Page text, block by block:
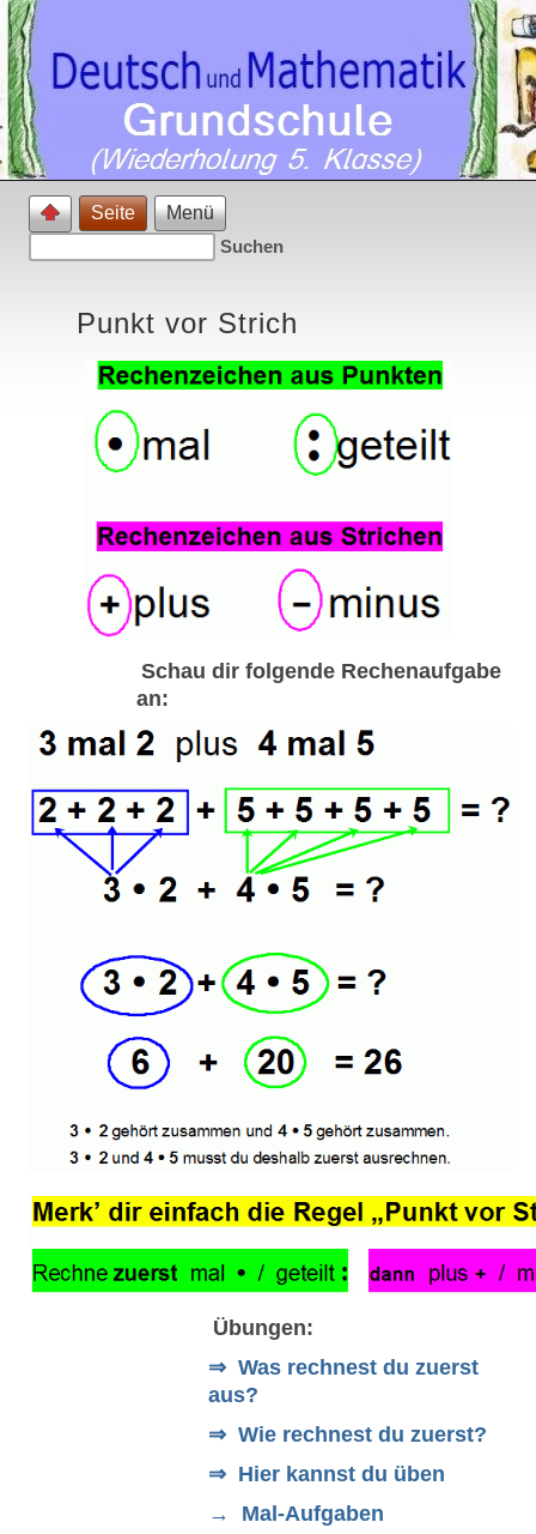
Seite Menü
Punkt vor Strich
Schau dir folgende Rechenaufgabe
an:
Übungen:
⇒ Was rechnest du zuerst
aus?
⇒ Wie rechnest du zuerst?
⇒ Hier kannst du üben
→ Mal-Aufgaben